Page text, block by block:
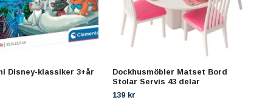
Disney-klassiker 3+år
Dockhusmöbler Matset Bord
Stolar Servis 43 delar
139 kr